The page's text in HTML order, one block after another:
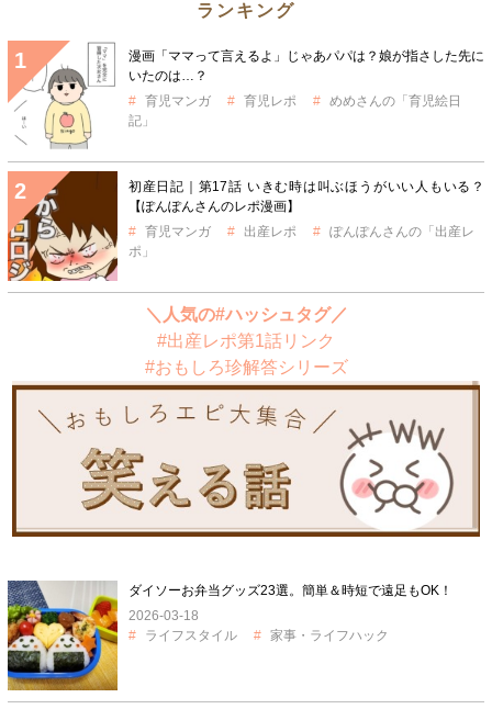
ランキング
漫画「ママって言えるよ」じゃあパパは？娘が指さした先に
いたのは…？
育児マンガ
育児レポ
めめさんの「育児絵日
記」
初産日記｜第17話 いきむ時は叫ぶほうがいい人もいる？
【ぽんぽんさんのレポ漫画】
育児マンガ
出産レポ
ぽんぽんさんの「出産レ
ポ」
＼人気の#ハッシュタグ／
#出産レポ第1話リンク
#おもしろ珍解答シリーズ
ダイソーお弁当グッズ23選。簡単＆時短で遠足もOK！
2026-03-18
ライフスタイル
家事・ライフハック